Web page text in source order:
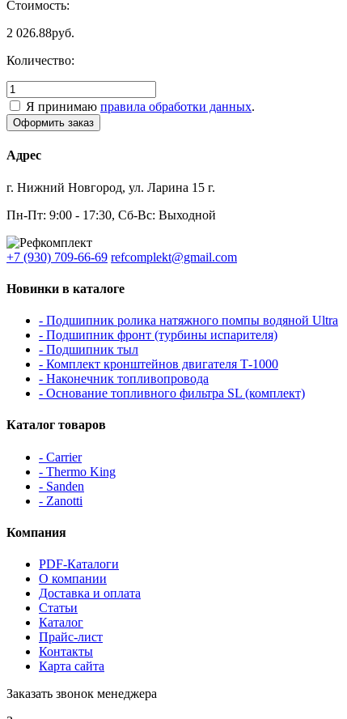
Стоимость:
2 026.88руб.
Количество:
Я принимаю правила обработки данных.
Адрес
г. Нижний Новгород, ул. Ларина 15 г.
Пн-Пт: 9:00 - 17:30, Сб-Вс: Выходной
+7 (930) 709-66-69 refcomplekt@gmail.com
Новинки в каталоге
- Подшипник ролика натяжного помпы водяной Ultra
- Подшипник фронт (турбины испарителя)
- Подшипник тыл
- Комплект кронштейнов двигателя Т-1000
- Наконечник топливопровода
- Основание топливного фильтра SL (комплект)
Каталог товаров
- Carrier
- Thermo King
- Sanden
- Zanotti
Компания
PDF-Каталоги
О компании
Доставка и оплата
Статьи
Каталог
Прайс-лист
Контакты
Карта сайта
Заказать звонок менеджера